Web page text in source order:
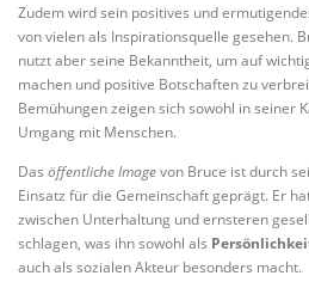
Zudem wird sein positives und
von vielen als Inspirationsquelle gesehen.
nutzt aber seine Bekanntheit, um auf
machen und positive Botschaften zu
Bemühungen zeigen sich sowohl in seiner
Umgang mit Menschen.
Das öffentliche Imagevon Bruce ist durch
Einsatz für die Gemeinschaft geprägt. Er
zwischen Unterhaltung und ernsteren
schlagen, was ihn sowohl als
auch als sozialen Akteur besonders macht.